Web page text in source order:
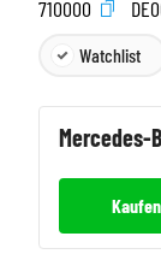
710000
Watchlist
Mercedes-
Kaufen